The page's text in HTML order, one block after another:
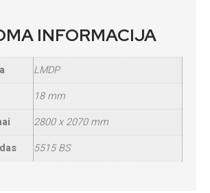
INFORMACIJA
LMDP
18 mm
2800 x 2070 mm
5515 BS